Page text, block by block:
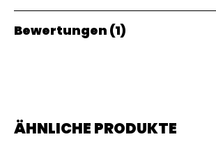
Gewicht
Bewertungen (1)
Bewertet mit
ÄHNLICHE PRODUKTE